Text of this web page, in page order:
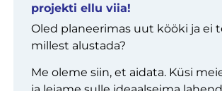
projekti ellu viia!
Oled planeerimas uut kööki ja ei
millest alustada?
Me oleme siin, et aidata. Küsi